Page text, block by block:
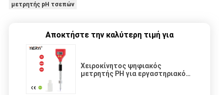
μετρητής pH τσεπών
Αποκτήστε την καλύτερη τιμή για
Χειροκίνητος ψηφιακός
μετρητής PH για εργαστηριακό